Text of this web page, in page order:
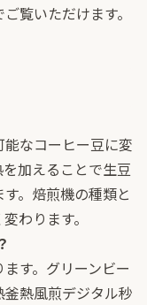
ご覧いただけます。
なコーヒー豆に変
加えることで生豆
。焙煎機の種類と
わります。
す。グリーンビー
熱風煎デジタル秒